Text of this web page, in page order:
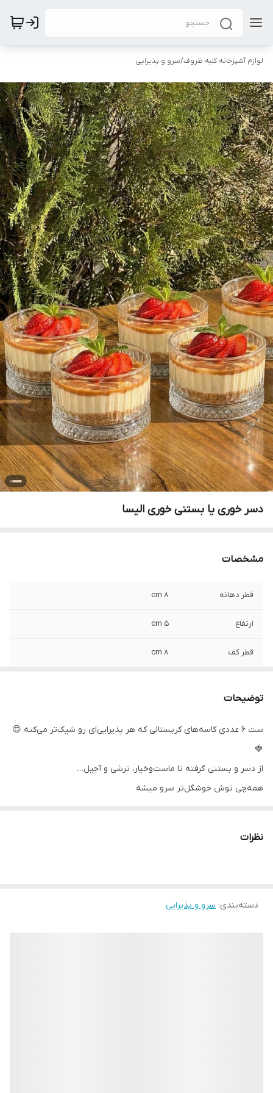
لوازم آشپزخانه کلبه ظروف/سرو و پذیرایی
دسر خوری یا بستنی خوری الیسا
مشخصات
قطر دهانه 8 cm
ارتفاع 5 cm
قطر کف 8 cm
توضیحات
ست ۶ عددی کاسه‌های کریستالی که هر پذیرایی‌ای رو شیک‌تر می‌کنه 😍
🍓
از دسر و بستنی گرفته تا ماست‌وخیار، ترشی و آجیل…
همه‌چی توش خوشگل‌تر سرو میشه
نظرات
دسته‌بندی: سرو و پذیرایی